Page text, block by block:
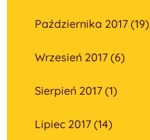
Października 2017 (19)
Wrzesień 2017 (6)
Sierpień 2017 (1)
Lipiec 2017 (14)